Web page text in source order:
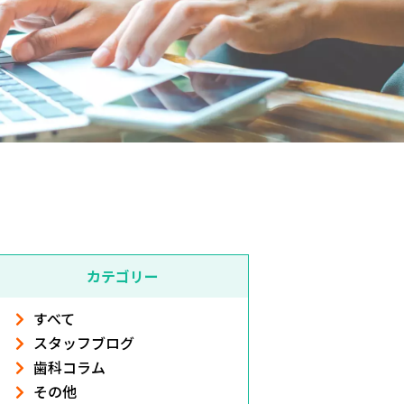
カテゴリー
すべて
スタッフブログ
歯科コラム
その他